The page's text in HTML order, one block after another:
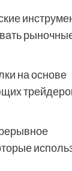
на основе